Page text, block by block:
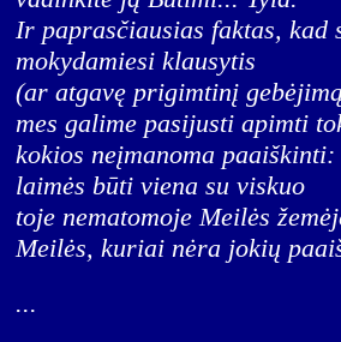
Ir paprasčiausias faktas, kad
mokydamiesi klausytis
(ar atgavę prigimtinį
mes galime pasijusti apimti
kokios neįmanoma paaiškinti:
laimės būti viena su viskuo
toje nematomoje Meilės
Meilės, kuriai nėra jokių
...